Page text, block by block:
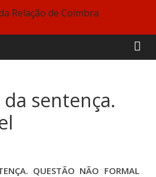
sentença.
QUESTÃO NÃO FORMAL